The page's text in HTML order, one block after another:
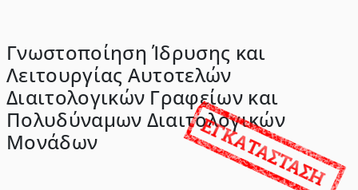
Γνωστοποίηση Ίδρυσης και
Λειτουργίας Αυτοτελών
Διαιτολογικών Γραφείων και
Πολυδύναμων Διαιτολογικών
Μονάδων